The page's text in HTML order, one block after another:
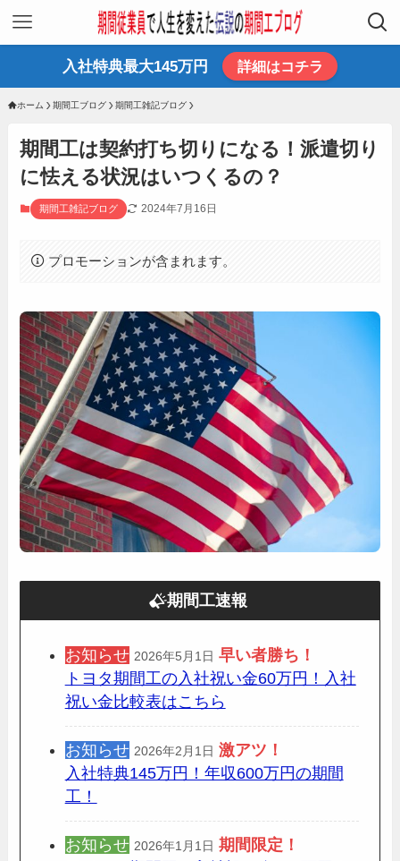
入社特典最大145万円 詳細はコチラ
ホーム 期間工ブログ 期間工雑記ブログ
期間工は契約打ち切りになる！派遣切り
に怯える状況はいつくるの？
期間工雑記ブログ 2024年7月16日
プロモーションが含まれます。
期間工速報
お知らせ 2026年5月1日 早い者勝ち！
トヨタ期間工の入社祝い金60万円！入社
祝い金比較表はこちら
お知らせ 2026年2月1日 激アツ！
入社特典145万円！年収600万円の期間
工！
お知らせ 2026年1月1日 期間限定 ！